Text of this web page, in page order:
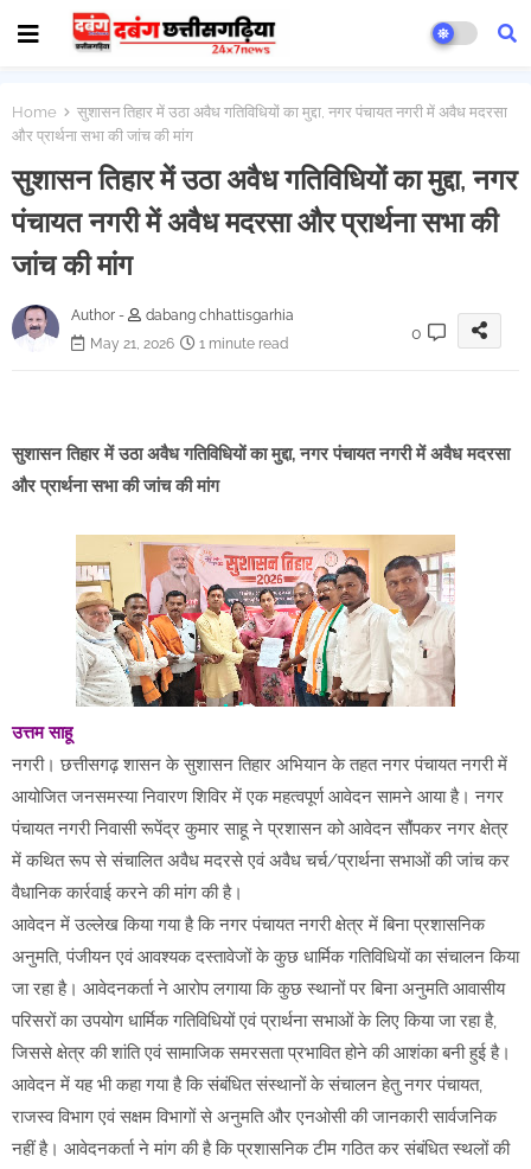
Home
सुशासन तिहार में उठा अवैध गतिविधियों का मुद्दा, नगर पंचायत नगरी में अवैध मदरसा
और प्रार्थना सभा की जांच की मांग
सुशासन तिहार में उठा अवैध गतिविधियों का मुद्दा, नगर
पंचायत नगरी में अवैध मदरसा और प्रार्थना सभा की
जांच की मांग
Author -
dabang chhattisgarhia
May 21, 2026
1 minute read
0
सुशासन तिहार में उठा अवैध गतिविधियों का मुद्दा, नगर पंचायत नगरी में अवैध मदरसा
और प्रार्थना सभा की जांच की मांग
उत्तम साहू
नगरी। छत्तीसगढ़ शासन के सुशासन तिहार अभियान के तहत नगर पंचायत नगरी में
आयोजित जनसमस्या निवारण शिविर में एक महत्वपूर्ण आवेदन सामने आया है। नगर
पंचायत नगरी निवासी रूपेंद्र कुमार साहू ने प्रशासन को आवेदन सौंपकर नगर क्षेत्र
में कथित रूप से संचालित अवैध मदरसे एवं अवैध चर्च/प्रार्थना सभाओं की जांच कर
वैधानिक कार्रवाई करने की मांग की है।
आवेदन में उल्लेख किया गया है कि नगर पंचायत नगरी क्षेत्र में बिना प्रशासनिक
अनुमति, पंजीयन एवं आवश्यक दस्तावेजों के कुछ धार्मिक गतिविधियों का संचालन किया
जा रहा है। आवेदनकर्ता ने आरोप लगाया कि कुछ स्थानों पर बिना अनुमति आवासीय
परिसरों का उपयोग धार्मिक गतिविधियों एवं प्रार्थना सभाओं के लिए किया जा रहा है,
जिससे क्षेत्र की शांति एवं सामाजिक समरसता प्रभावित होने की आशंका बनी हुई है।
आवेदन में यह भी कहा गया है कि संबंधित संस्थानों के संचालन हेतु नगर पंचायत,
राजस्व विभाग एवं सक्षम विभागों से अनुमति और एनओसी की जानकारी सार्वजनिक
नहीं है। आवेदनकर्ता ने मांग की है कि प्रशासनिक टीम गठित कर संबंधित स्थलों की